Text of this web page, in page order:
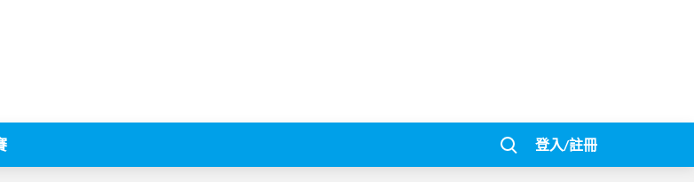
登入/註冊